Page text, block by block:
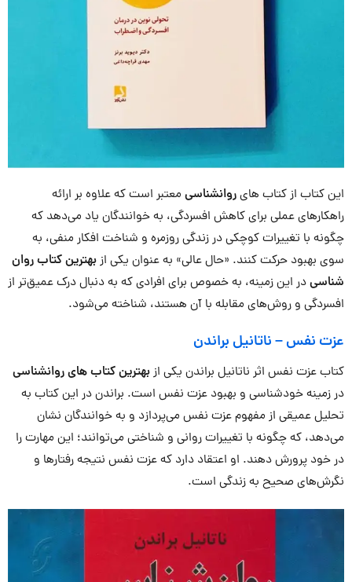
این کتاب از کتاب هایروانشناسی معتبر است که علاوه بر ارائه
راهکارهای عملی برای کاهش افسردگی، به خوانندگان یاد می‌دهد که
چگونه با تغییرات کوچکی در زندگی روزمره و شناخت افکار منفی، به
سوی بهبود حرکت کنند. «حال عالی» به عنوان یکی ازبهترین کتاب روان
شناسیدر این زمینه، به خصوص برای افرادی که به دنبال درک عمیق‌تر از
افسردگی و روش‌های مقابله با آن هستند، شناخته می‌شود.
عزت نفس–ناتانیل براندن
کتاب عزت نفس اثر ناتانیل براندن یکی ازبهترین کتاب های روانشناسی
در زمینه خودشناسی و بهبود عزت نفس است. براندن در این کتاب به
تحلیل عمیقی از مفهوم عزت نفس می‌پردازد و به خوانندگان نشان
می‌دهد، که چگونه با تغییرات روانی و شناختی می‌توانند؛ این مهارت را
در خود پرورش دهند. او اعتقاد دارد که عزت نفس نتیجه رفتارها و
نگرش‌های صحیح به زندگی است.